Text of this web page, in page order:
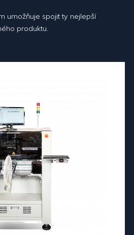
umožňuje spojit ty nejlepší
produktu.